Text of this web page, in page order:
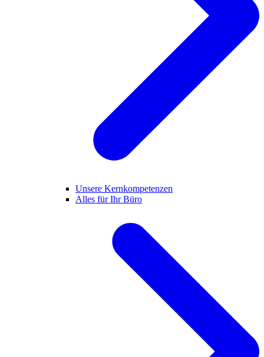
Unsere Kernkompetenzen
Alles für Ihr Büro